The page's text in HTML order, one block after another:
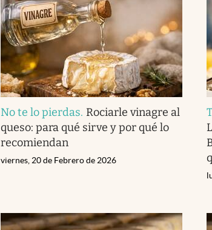
No te lo pierdas. Rociarle vinagre al
queso: para qué sirve y por qué lo
recomiendan
viernes, 20 de Febrero de 2026